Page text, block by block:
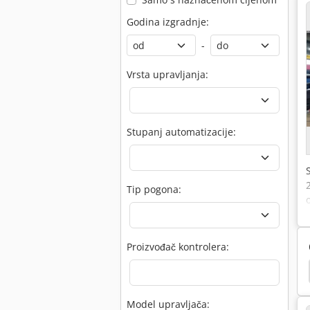
Godina izgradnje:
-
Vrsta upravljanja:
Stupanj automatizacije:
Tip pogona:
Proizvođač kontrolera:
Model upravljača: